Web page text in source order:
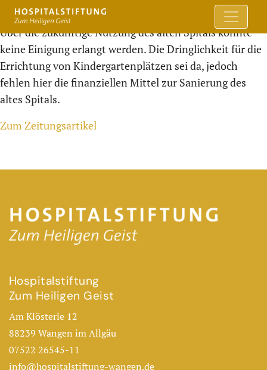
Über die zukünftige Nutzung des alten Spitals konnte
keine Einigung erlangt werden. Die Dringlichkeit für die
Errichtung von Kindergartenplätzen sei da, jedoch
fehlen hier die finanziellen Mittel zur Sanierung des
altes Spitals.
Zum Zeitungsartikel
Hospitalstiftung
Zum Heiligen Geist
Am Klösterle 12
88239 Wangen im Allgäu
07522 26545-11
info@hospitalstiftung-wangen.de